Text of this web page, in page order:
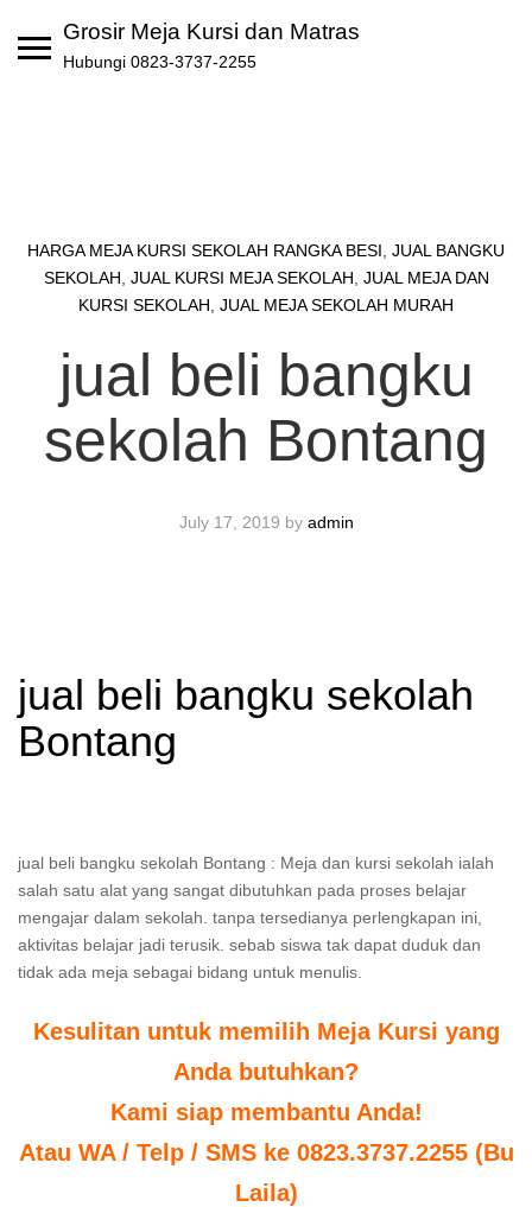
Grosir Meja Kursi dan Matras
Hubungi 0823-3737-2255
HARGA MEJA KURSI SEKOLAH RANGKA BESI JUAL BANGKU
SEKOLAH JUAL KURSI MEJA SEKOLAH JUAL MEJA DAN
KURSI SEKOLAH JUAL MEJA SEKOLAH MURAH
jual beli bangku
sekolah Bontang
July 17, 2019 by admin
jual beli bangku sekolah
Bontang
jual beli bangku sekolah Bontang : Meja dan kursi sekolah ialah
salah satu alat yang sangat dibutuhkan pada proses belajar
mengajar dalam sekolah. tanpa tersedianya perlengkapan ini,
aktivitas belajar jadi terusik. sebab siswa tak dapat duduk dan
tidak ada meja sebagai bidang untuk menulis.
Kesulitan untuk memilih Meja Kursi yang
Anda butuhkan?
Kami siap membantu Anda!
Atau WA / Telp / SMS ke 0823.3737.2255 (Bu
Laila)